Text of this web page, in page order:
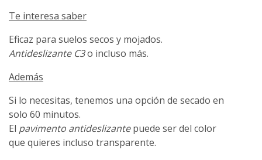
Te interesa saber
Eficaz para suelos secos y mojados.
Antideslizante C3o incluso más.
Además
Si lo necesitas, tenemos una opción de secado en
solo 60 minutos.
El pavimento antideslizantepuede ser del color
que quieres incluso transparente.